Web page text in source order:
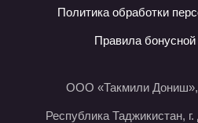
Политика обработки
Правила
ООО «Такмили
Республика Таджикистан,